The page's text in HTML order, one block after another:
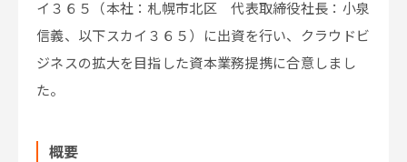
イ３６５（本社：札幌市北区 代表取締役社長：小泉
信義、以下スカイ３６５）に出資を行い、クラウドビ
ジネスの拡大を目指した資本業務提携に合意しまし
た。
概要